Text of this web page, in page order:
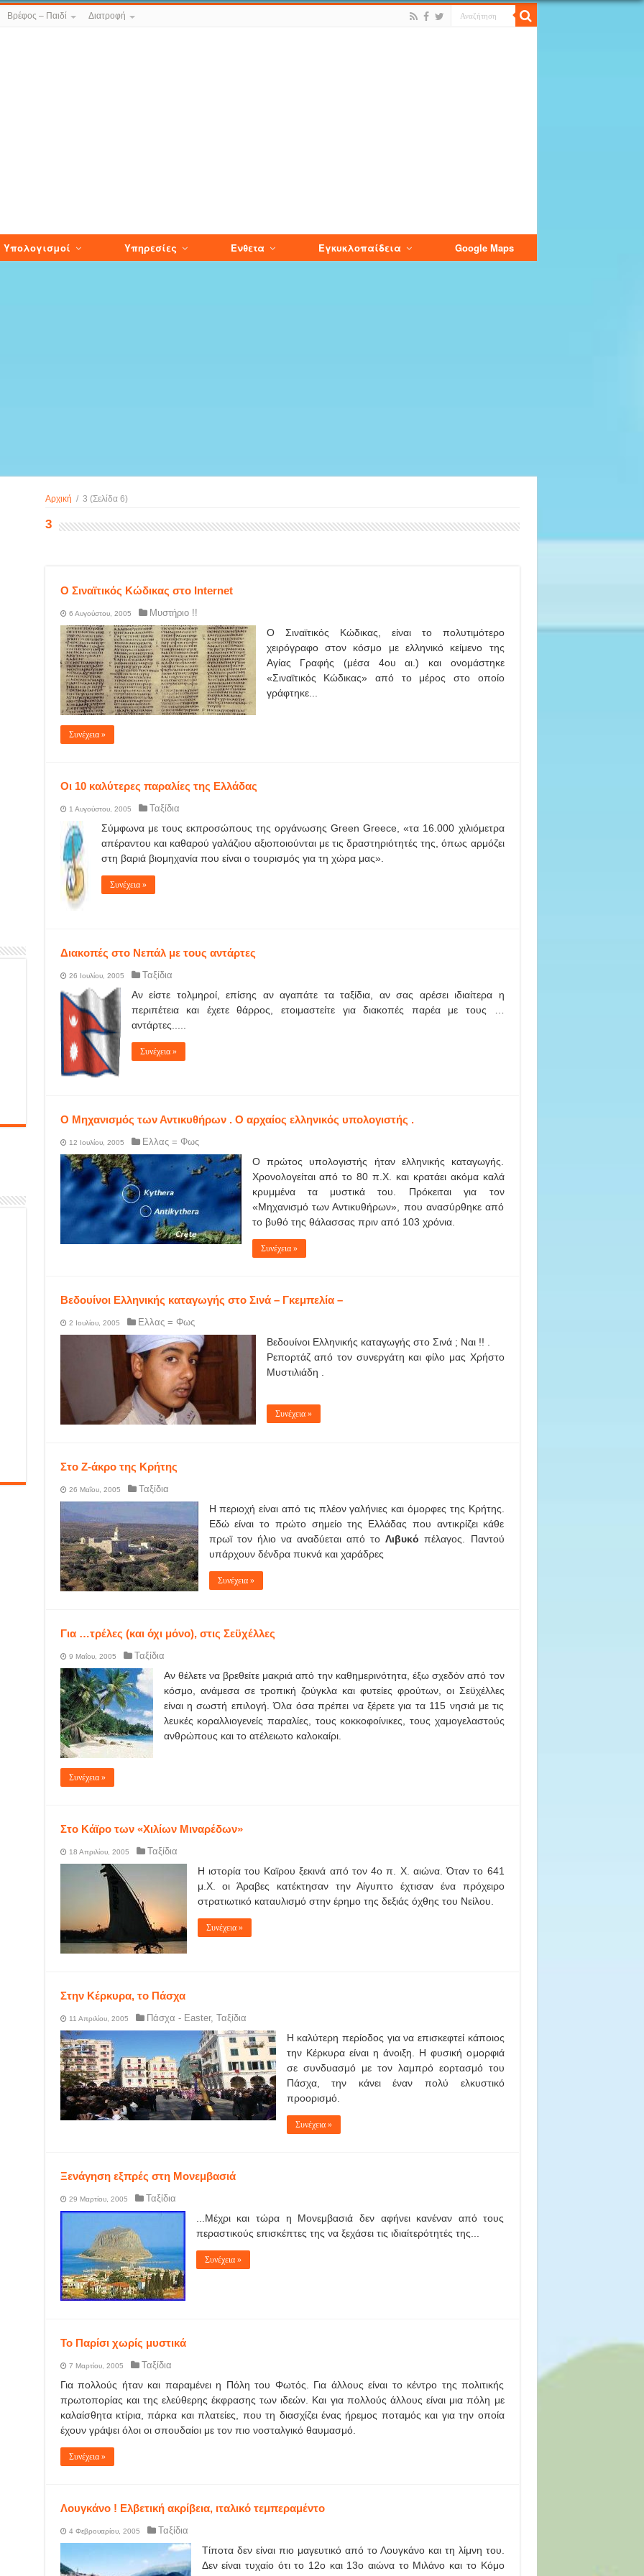
Βρέφος – Παιδί Διατροφή
Υπολογισμοί Υπηρεσίες Ενθετα Εγκυκλοπαίδεια Google Maps
Αρχική / 3 (Σελίδα 6)
3
Ο Σιναϊτικός Κώδικας στο Internet
6 Αυγούστου, 2005 Μυστήριο !!
Ο Σιναϊτικός Κώδικας, είναι το πολυτιμότερο
χειρόγραφο στον κόσμο με ελληνικό κείμενο της
Αγίας Γραφής (μέσα 4ου αι.) και ονομάστηκε
«Σιναϊτικός Κώδικας» από το μέρος στο οποίο
γράφτηκε...
Συνέχεια »
Οι 10 καλύτερες παραλίες της Ελλάδας
1 Αυγούστου, 2005 Ταξίδια
Σύμφωνα με τους εκπροσώπους της οργάνωσης Green Greece, «τα 16.000 χιλιόμετρα
απέραντου και καθαρού γαλάζιου αξιοποιούνται με τις δραστηριότητές της, όπως αρμόζει
στη βαριά βιομηχανία που είναι ο τουρισμός για τη χώρα μας».
Συνέχεια »
Διακοπές στο Νεπάλ με τους αντάρτες
26 Ιουλίου, 2005 Ταξίδια
Αν είστε τολμηροί, επίσης αν αγαπάτε τα ταξίδια, αν σας αρέσει ιδιαίτερα η
περιπέτεια και έχετε θάρρος, ετοιμαστείτε για διακοπές παρέα με τους …
αντάρτες.....
Συνέχεια »
Ο Μηχανισμός των Αντικυθήρων . O αρχαίος ελληνικός υπολογιστής .
12 Ιουλίου, 2005 Ελλας = Φως
Ο πρώτος υπολογιστής ήταν ελληνικής καταγωγής.
Χρονολογείται από το 80 π.Χ. και κρατάει ακόμα καλά
κρυμμένα τα μυστικά του. Πρόκειται για τον
«Μηχανισμό των Αντικυθήρων», που ανασύρθηκε από
το βυθό της θάλασσας πριν από 103 χρόνια.
Συνέχεια »
Βεδουίνοι Ελληνικής καταγωγής στο Σινά – Γκεμπελία –
2 Ιουλίου, 2005 Ελλας = Φως
Βεδουίνοι Ελληνικής καταγωγής στο Σινά ; Ναι !! .
Ρεπορτάζ από τον συνεργάτη και φίλο μας Χρήστο
Μυστιλιάδη .
Συνέχεια »
Στο Ζ-άκρο της Κρήτης
26 Μαΐου, 2005 Ταξίδια
Η περιοχή είναι από τις πλέον γαλήνιες και όμορφες της Κρήτης.
Εδώ είναι το πρώτο σημείο της Ελλάδας που αντικρίζει κάθε
πρωϊ τον ήλιο να αναδύεται από τοΛιβυκόπέλαγος. Παντού
υπάρχουν δένδρα πυκνά και χαράδρες
Συνέχεια »
Για …τρέλες (και όχι μόνο), στις Σεϋχέλλες
9 Μαΐου, 2005 Ταξίδια
Αν θέλετε να βρεθείτε μακριά από την καθημερινότητα, έξω σχεδόν από τον
κόσμο, ανάμεσα σε τροπική ζούγκλα και φυτείες φρούτων, οι Σεϋχέλλες
είναι η σωστή επιλογή. Όλα όσα πρέπει να ξέρετε για τα 115 νησιά με τις
λευκές κοραλλιογενείς παραλίες, τους κοκκοφοίνικες, τους χαμογελαστούς
ανθρώπους και το ατέλειωτο καλοκαίρι.
Συνέχεια »
Στο Κάϊρο των «Χιλίων Μιναρέδων»
18 Απριλίου, 2005 Ταξίδια
Η ιστορία του Καϊρου ξεκινά από τον 4ο π. Χ. αιώνα. Όταν το 641
μ.Χ. οι Άραβες κατέκτησαν την Αίγυπτο έχτισαν ένα πρόχειρο
στρατιωτικό καταυλισμό στην έρημο της δεξιάς όχθης του Νείλου.
Συνέχεια »
Στην Κέρκυρα, το Πάσχα
11 Απριλίου, 2005 Πάσχα - Easter, Ταξίδια
Η καλύτερη περίοδος για να επισκεφτεί κάποιος
την Κέρκυρα είναι η άνοιξη. Η φυσική ομορφιά
σε συνδυασμό με τον λαμπρό εορτασμό του
Πάσχα, την κάνει έναν πολύ ελκυστικό
προορισμό.
Συνέχεια »
Ξενάγηση εξπρές στη Μονεμβασιά
29 Μαρτίου, 2005 Ταξίδια
...Μέχρι και τώρα η Μονεμβασιά δεν αφήνει κανέναν από τους
περαστικούς επισκέπτες της να ξεχάσει τις ιδιαίτερότητές της...
Συνέχεια »
Το Παρίσι χωρίς μυστικά
7 Μαρτίου, 2005 Ταξίδια
Για πολλούς ήταν και παραμένει η Πόλη του Φωτός. Για άλλους είναι το κέντρο της πολιτικής
πρωτοπορίας και της ελεύθερης έκφρασης των ιδεών. Και για πολλούς άλλους είναι μια πόλη με
καλαίσθητα κτίρια, πάρκα και πλατείες, που τη διασχίζει ένας ήρεμος ποταμός και για την οποία
έχουν γράψει όλοι οι σπουδαίοι με τον πιο νοσταλγικό θαυμασμό.
Συνέχεια »
Λουγκάνο ! Ελβετική ακρίβεια, ιταλικό τεμπεραμέντο
4 Φεβρουαρίου, 2005 Ταξίδια
Τίποτα δεν είναι πιο μαγευτικό από το Λουγκάνο και τη λίμνη του.
Δεν είναι τυχαίο ότι το 12ο και 13ο αιώνα το Μιλάνο και το Κόμο